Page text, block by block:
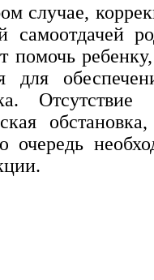
случае,
самоотдачей
помочь
для
очередь